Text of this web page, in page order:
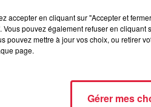
accepter en cliquant sur "Accepter et
Vous pouvez également refuser en
pouvez mettre à jour vos choix, ou retirer
page.
Gérer mes